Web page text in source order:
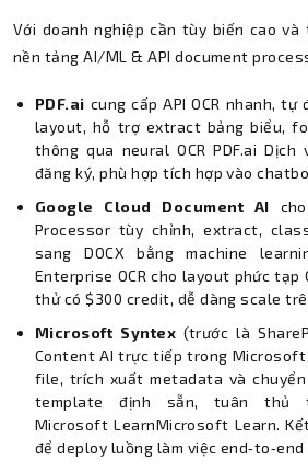
Với doanh nghiệp cần tùy biến cao
nền tảng AI/ML & API document
PDF.ai cung cấp API OCR nhanh,
layout, hỗ trợ extract bảng biểu,
thông qua neural OCR PDF.ai
đăng ký, phù hợp tích hợp vào
Google Cloud Document AI
Processor tùy chỉnh, extract,
sang DOCX bằng machine
Enterprise OCR cho layout phức tạp
thử có $300 credit, dễ dàng scale
Microsoft Syntex (trước là
Content AI trực tiếp trong Microsoft
file, trích xuất metadata và chuyển
template định sẵn, tuân thủ
Microsoft LearnMicrosoft Learn.
để deploy luồng làm việc